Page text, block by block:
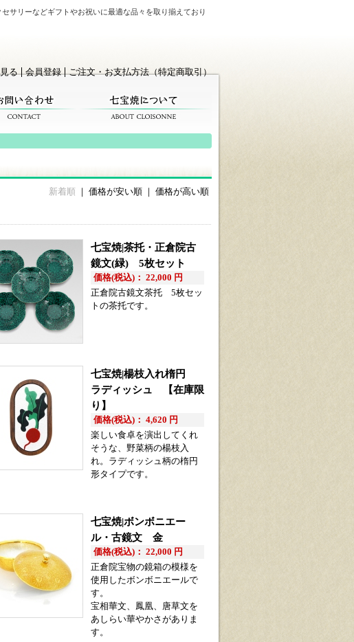
サリーなどギフトやお祝いに最適な品々を取り揃えており
る 会員登録 ご注文・お支払方法（特定商取引）
新着順 価格が安い順 価格が高い順
七宝焼|茶托・正倉院古
鏡文(緑) 5枚セット
価格(税込)： 22,000 円
正倉院古鏡文茶托 5枚セッ
トの茶托です。
七宝焼|楊枝入れ楕円
ラディッシュ 【在庫限
り】
価格(税込)： 4,620 円
楽しい食卓を演出してくれ
そうな、野菜柄の楊枝入
れ。ラディッシュ柄の楕円
形タイプです。
七宝焼|ボンボニエー
ル・古鏡文 金
価格(税込)： 22,000 円
正倉院宝物の鏡箱の模様を
使用したボンボニエールで
す。
宝相華文、鳳凰、唐草文を
あしらい華やかさがありま
す。